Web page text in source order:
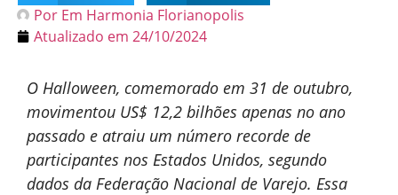
Por Em Harmonia Florianopolis
Atualizado em 24/10/2024
O Halloween, comemorado em 31 de outubro,
movimentou US$ 12,2 bilhões apenas no ano
passado e atraiu um número recorde de
participantes nos Estados Unidos, segundo
dados da Federação Nacional de Varejo. Essa